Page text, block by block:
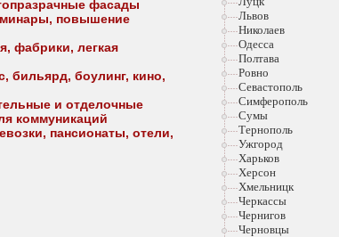
фасады
повышение
фабрики, легкая
бильярд, боулинг, кино,
и отделочные
коммуникаций
пансионаты, отели,
Львов
Николаев
Одесса
Полтава
Ровно
Севастополь
Симферополь
Сумы
Тернополь
Ужгород
Харьков
Херсон
Хмельницк
Черкассы
Чернигов
Черновцы